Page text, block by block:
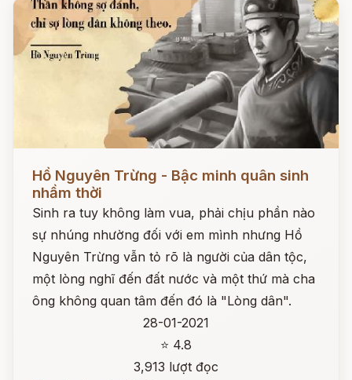
Đọc ngay
Hồ Nguyên Trừng - Bậc minh quân sinh
nhầm thời
Sinh ra tuy không làm vua, phải chịu phần nào
sự nhúng nhường đối với em mình nhưng Hồ
Nguyên Trừng vẫn tỏ rõ là người của dân tộc,
một lòng nghĩ đến đất nước và một thứ mà cha
ông không quan tâm đến đó là "Lòng dân".
28-01-2021
⭐ 4.8
3,913 lượt đọc